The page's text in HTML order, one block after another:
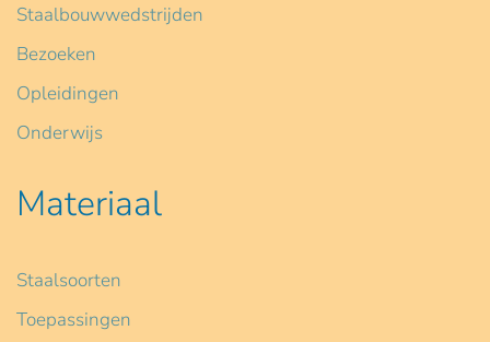
Staalbouwwedstrijden
Bezoeken
Opleidingen
Onderwijs
Materiaal
Staalsoorten
Toepassingen